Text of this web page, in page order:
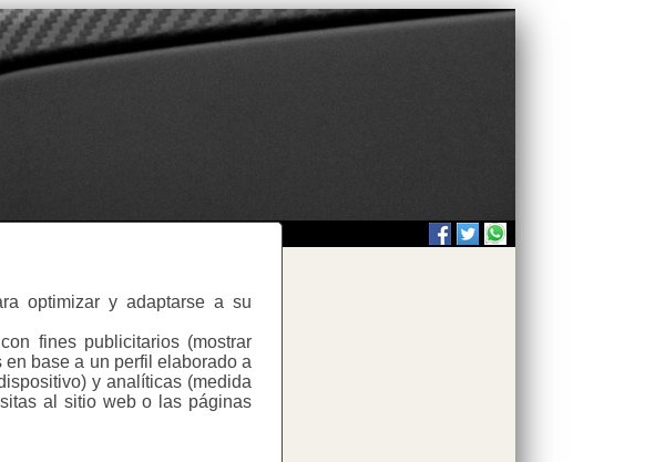
optimizar y adaptarse a su
fines publicitarios (mostrar
base a un perfil elaborado a
y analíticas (medida
al sitio web o las páginas
de láminas de
mejores pilotos
campeonatos